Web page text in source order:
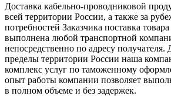
Доставка кабельно-проводниковой
всей территории России, а также за
потребностей Заказчика поставка
выполнена любой транспортной
непосредственно по адресу получателя.
пределы территории России наша
комплекс услуг по таможенному
опыт работы компании позволяет
в полном объеме и без задержек.